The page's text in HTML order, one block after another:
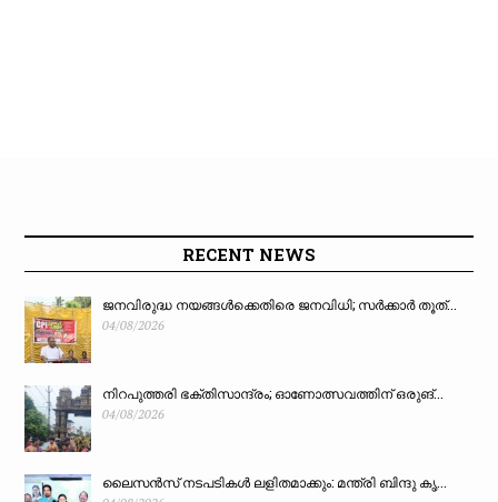
RECENT NEWS
ജനവിരുദ്ധ നയങ്ങൾക്കെതിരെ ജനവിധി; സർക്കാർ തൂത്...
04/08/2026
നിറപുത്തരി ഭക്തിസാന്ദ്രം; ഓണോത്സവത്തിന് ഒരുങ്...
04/08/2026
ലൈസൻസ് നടപടികൾ ലളിതമാക്കും: മന്ത്രി ബിന്ദു കൃ...